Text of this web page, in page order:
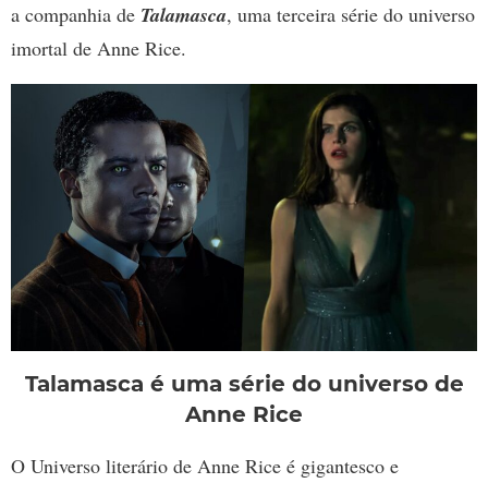
a companhia de Talamasca, uma terceira série do universo
imortal de Anne Rice.
Talamasca é uma série do universo de
Anne Rice
O Universo literário de Anne Rice é gigantesco e